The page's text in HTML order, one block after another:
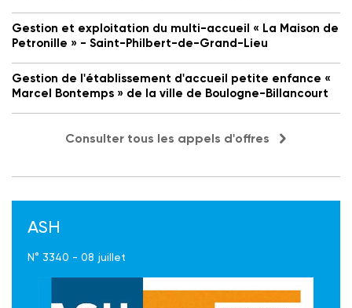
Gestion et exploitation du multi-accueil « La Maison de
Petronille » - Saint-Philbert-de-Grand-Lieu
Gestion de l'établissement d'accueil petite enfance «
Marcel Bontemps » de la ville de Boulogne-Billancourt
Consulter tous les appels d'offres
ASH
N° 3340 - 08 juillet